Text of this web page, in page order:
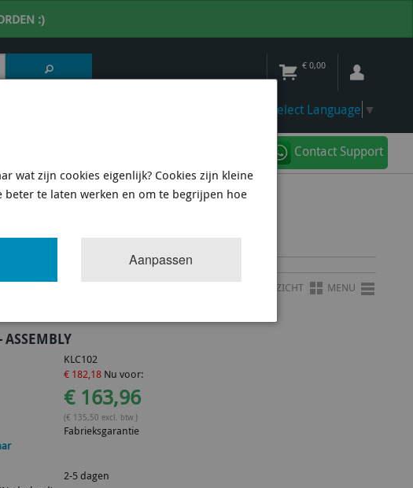
:)
€ 0,00
Select Language ▼
Contact Support
OVERZICHT MENU
KLC102
€ 182,18 Nu voor:
€ 163,96
(€ 135,50 excl. btw )
Fabrieksgarantie
2-5 dagen
wat zijn cookies eigenlijk? Cookies zijn kleine
te laten werken en om te begrijpen hoe
Aanpassen